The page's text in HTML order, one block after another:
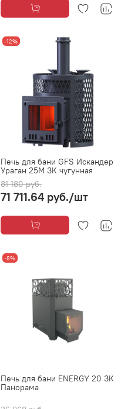
-12%
Печь для бани GFS Искандер
Ураган 25М ЗК чугунная
81 180 руб.
71 711.64 руб./шт
-8%
Печь для бани ENERGY 20 ЗК
Панорама